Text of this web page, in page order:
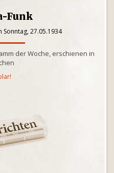
Funk
27.05.1934
der Woche, erschienen in